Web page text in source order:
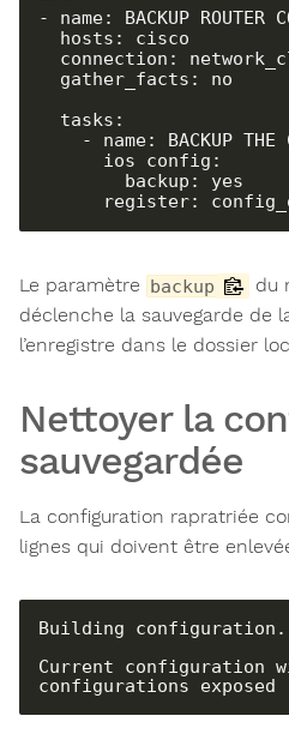
- name: BACKUP ROUTER
register:
Le paramètre backup du
déclenche la sauvegarde de
l’enregistre dans le dossier
Nettoyer la
sauvegardée
La configuration rapratriée
lignes qui doivent être
Building
Current configuration
configurations exposed